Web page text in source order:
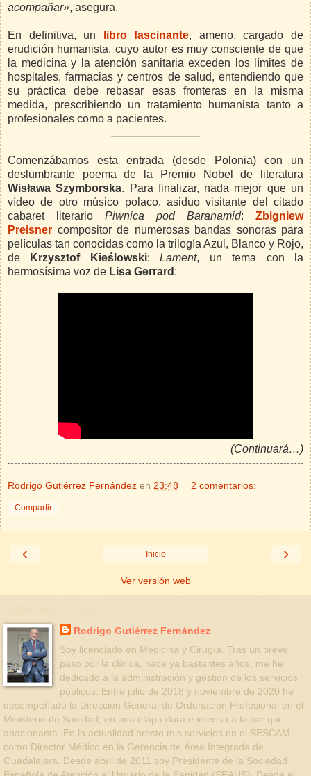
acompañar», asegura.
En definitiva, un libro fascinante, ameno, cargado de
erudición humanista, cuyo autor es muy consciente de que
la medicina y la atención sanitaria exceden los límites de
hospitales, farmacias y centros de salud, entendiendo que
su práctica debe rebasar esas fronteras en la misma
medida, prescribiendo un tratamiento humanista tanto a
profesionales como a pacientes.
Comenzábamos esta entrada (desde Polonia) con un
deslumbrante poema de la Premio Nobel de literatura
Wisława Szymborska. Para finalizar, nada mejor que un
vídeo de otro músico polaco, asiduo visitante del citado
cabaret literario Piwnica pod Baranamid: Zbigniew
Preisner compositor de numerosas bandas sonoras para
películas tan conocidas como la trilogía Azul, Blanco y Rojo,
de
Krzysztof Kieślowski:Lament, un tema con la
hermosísima voz de Lisa Gerrard :
(Continuará…)
Rodrigo Gutiérrez Fernández en 23:48 2 comentarios:
Compartir
‹ ›
Inicio
Ver versión web
Rodrigo Gutiérrez Fernández
Soy licenciado en Medicina y Cirugía. Tras un breve
paso por la clínica, hace ya bastantes años, me he
dedicado a la administración y gestión de los servicios
públicos. Entre julio de 2018 y noviembre de 2020 he
desempeñado la Dirección General de Ordenación Profesional en el
Ministerio de Sanidad, en una etapa dura e intensa a la par que
apasionante. En la actualidad presto mis servicios en el SESCAM,
como Director Médico en la Gerencia de Área Integrada de
Guadalajara. Desde abril de 2011 soy Presidente de la Sociedad